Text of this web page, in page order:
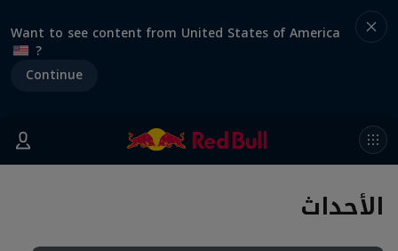
Want to see content from United States of America
?
Continue
الأحداث